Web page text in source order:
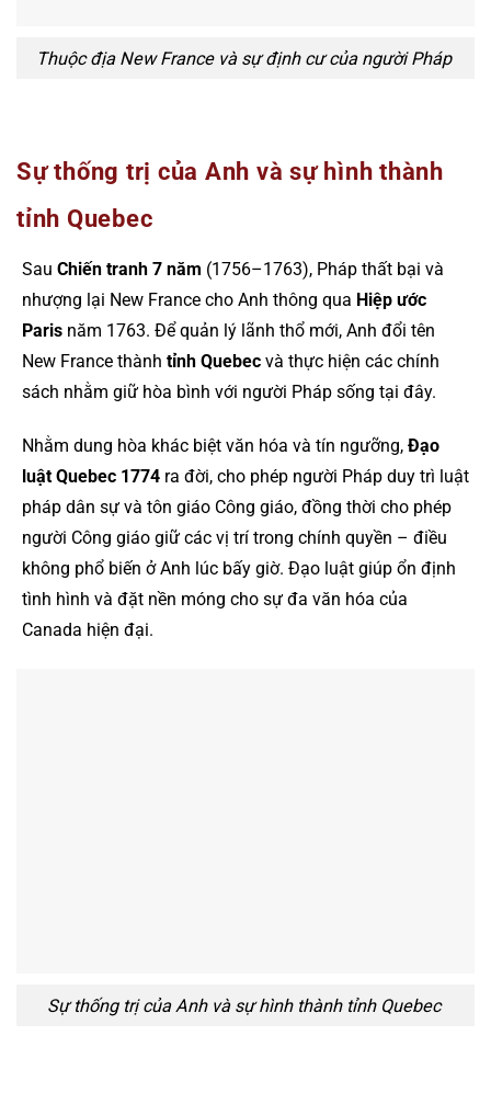
Thuộc địa New France và sự định cư của người Pháp
Sự thống trị của Anh và sự hình thành
tỉnh Quebec
Sau Chiến tranh 7 năm (1756–1763), Pháp thất bại và
nhượng lại New France cho Anh thông qua Hiệp ước
Paris năm 1763. Để quản lý lãnh thổ mới, Anh đổi tên
New France thành tỉnh Quebec và thực hiện các chính
sách nhằm giữ hòa bình với người Pháp sống tại đây.
Nhằm dung hòa khác biệt văn hóa và tín ngưỡng, Đạo
luật Quebec 1774 ra đời, cho phép người Pháp duy trì luật
pháp dân sự và tôn giáo Công giáo, đồng thời cho phép
người Công giáo giữ các vị trí trong chính quyền – điều
không phổ biến ở Anh lúc bấy giờ. Đạo luật giúp ổn định
tình hình và đặt nền móng cho sự đa văn hóa của
Canada hiện đại.
Sự thống trị của Anh và sự hình thành tỉnh Quebec